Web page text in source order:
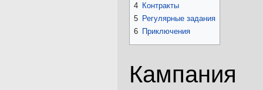
4 Контракты
5 Регулярные задания
6 Приключения
Кампания